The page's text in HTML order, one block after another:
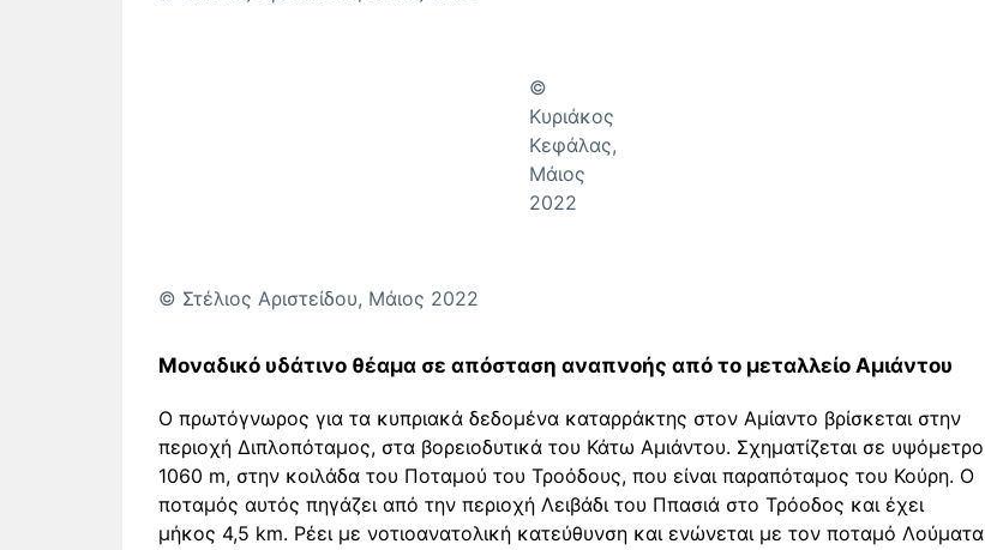
©
Κυριάκος
Κεφάλας,
Μάιος
2022
© Στέλιος Αριστείδου, Μάιος 2022
Μοναδικό υδάτινο θέαμα σε απόσταση αναπνοής από το μεταλλείο Αμιάντου
Ο πρωτόγνωρος για τα κυπριακά δεδομένα καταρράκτης στον Αμίαντο βρίσκεται στην
περιοχή Διπλοπόταμος, στα βορειοδυτικά του Κάτω Αμιάντου. Σχηματίζεται σε υψόμετρο
1060 m, στην κοιλάδα του Ποταμού του Τροόδους, που είναι παραπόταμος του Κούρη. Ο
ποταμός αυτός πηγάζει από την περιοχή Λειβάδι του Ππασιά στο Τρόοδος και έχει
μήκος 4,5 km. Ρέει με νοτιοανατολική κατεύθυνση και ενώνεται με τον ποταμό Λούματα